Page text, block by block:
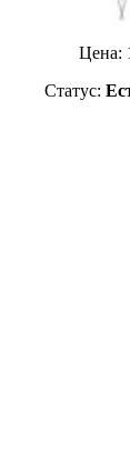
Цена:
Статус: